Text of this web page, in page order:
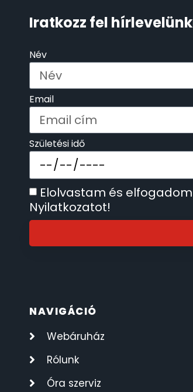
Iratkozz fel
Név
Email
Születési idő
Elolvastam és
Nyilatkozatot!
NAVIGÁCIÓ
Webáruház
Rólunk
Óra szerviz
ORIENT
POLICE
PULSAR
SANTA BARBARA
SECTOR
SEIKO
SENCOR
SERGIO TACCHINI
STOPPER
SZÁMOLÓGÉPEK